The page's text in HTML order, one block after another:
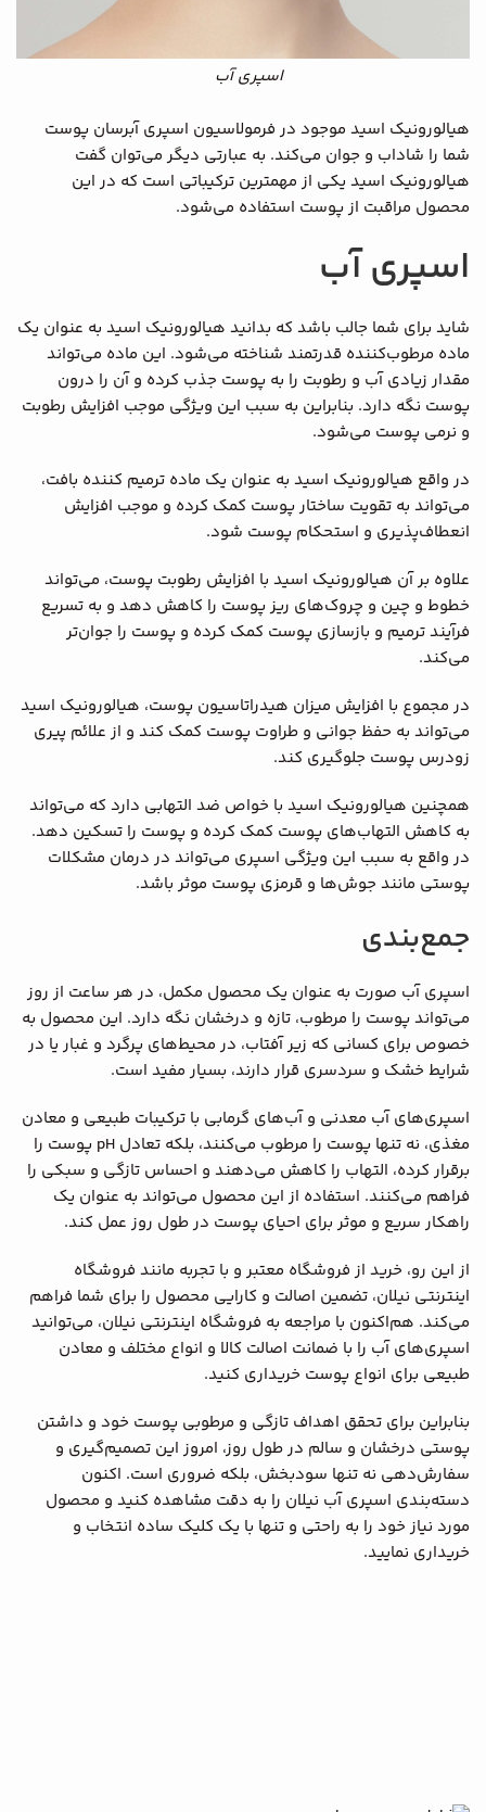
اسپری آب
هیالورونیک اسید موجود در فرمولاسیون اسپری آبرسان پوست
شما را شاداب و جوان می‌کند. به عبارتی دیگر می‌توان گفت
هیالورونیک اسید یکی از مهمترین ترکیباتی است که در این
محصول مراقبت از پوست استفاده می‌شود.
اسپری آب
شاید برای شما جالب باشد که بدانید هیالورونیک اسید به عنوان یک
ماده مرطوب‌کننده قدرتمند شناخته می‌شود. این ماده می‌تواند
مقدار زیادی آب و رطوبت را به پوست جذب کرده و آن را درون
پوست نگه دارد. بنابراین به سبب این ویژگی موجب افزایش رطوبت
و نرمی پوست می‌شود.
در واقع هیالورونیک اسید به عنوان یک ماده ترمیم کننده بافت،
می‌تواند به تقویت ساختار پوست کمک کرده و موجب افزایش
انعطاف‌پذیری و استحکام پوست ‌شود.
علاوه بر آن هیالورونیک اسید با افزایش رطوبت پوست، می‌تواند
خطوط و چین‌ و چروک‌های ریز پوست را کاهش دهد و به تسریع
فرآیند ترمیم و بازسازی پوست کمک کرده و پوست را جوان‌تر
می‌کند.
در مجموع با افزایش میزان هیدراتاسیون پوست، هیالورونیک اسید
می‌تواند به حفظ جوانی و طراوت پوست کمک کند و از علائم پیری
زودرس پوست جلوگیری کند.
همچنین هیالورونیک اسید با خواص ضد التهابی دارد که می‌تواند
به کاهش التهاب‌های پوست کمک کرده و پوست را تسکین دهد.
در واقع به سبب این ویژگی اسپری می‌تواند در درمان مشکلات
پوستی مانند جوش‌ها و قرمزی پوست موثر باشد.
جمع‌بندی
اسپری آب صورت به عنوان یک محصول مکمل، در هر ساعت از روز
می‌تواند پوست را مرطوب، تازه و درخشان نگه دارد. این محصول به‌
خصوص برای کسانی که زیر آفتاب، در محیط‌های پرگرد و غبار یا در
شرایط خشک و سردسری قرار دارند، بسیار مفید است.
اسپری‌های آب معدنی و آب‌های گرمابی با ترکیبات طبیعی و معادن
مغذی، نه تنها پوست را مرطوب می‌کنند، بلکه تعادل pH پوست را
برقرار کرده، التهاب را کاهش می‌دهند و احساس تازگی و سبکی را
فراهم می‌کنند. استفاده از این محصول می‌تواند به عنوان یک
راهکار سریع و موثر برای احیای پوست در طول روز عمل کند.
از این ‌رو، خرید از فروشگاه معتبر و با تجربه مانند فروشگاه
اینترنتی نیلان، تضمین اصالت و کارایی محصول را برای شما فراهم
می‌کند. هم‌اکنون با مراجعه به فروشگاه اینترنتی نیلان، می‌توانید
اسپری‌های آب را با ضمانت اصالت کالا و انواع مختلف و معادن
طبیعی برای انواع پوست خریداری کنید.
بنابراین برای تحقق اهداف تازگی و مرطوبی پوست خود و داشتن
پوستی درخشان و سالم در طول روز، امروز این تصمیم‌گیری و
سفارش‌دهی نه تنها سود‌بخش، بلکه ضروری است. اکنون
دسته‌بندی اسپری آب نیلان را به دقت مشاهده کنید و محصول
مورد نیاز خود را به راحتی و تنها با یک کلیک ساده انتخاب و
خریداری نمایید.